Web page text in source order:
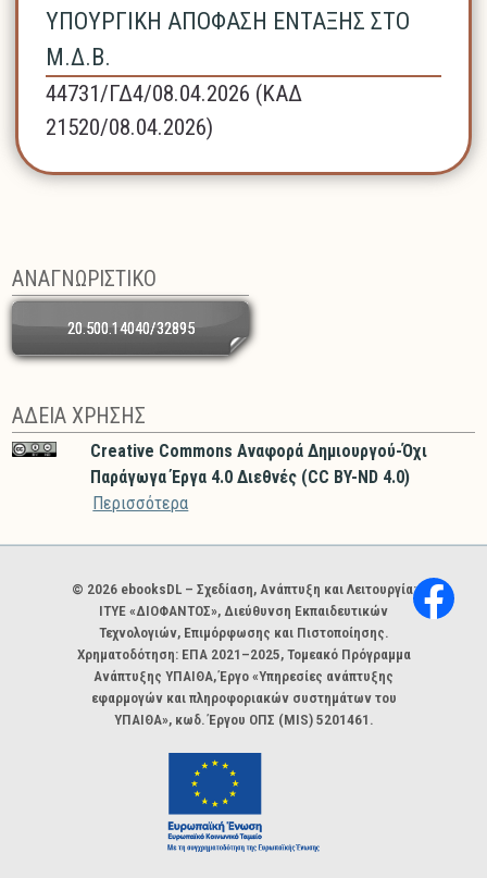
ΥΠΟΥΡΓΙΚΗ ΑΠΟΦΑΣΗ ΕΝΤΑΞΗΣ ΣΤΟ
Μ.Δ.Β.
44731/ΓΔ4/08.04.2026 (ΚΑΔ
21520/08.04.2026)
ΑΝΑΓΝΩΡΙΣΤΙΚΟ
20.500.14040/32895
ΑΔΕΙΑ ΧΡΗΣΗΣ
Creative Commons Αναφορά Δημιουργού-Όχι
Παράγωγα Έργα 4.0 Διεθνές (CC BY-ND 4.0)
Περισσότερα
Χορηγοί και φορείς
© 2026 ebooksDL – Σχεδίαση, Ανάπτυξη και Λειτουργία:
ΙΤΥΕ «ΔΙΟΦΑΝΤΟΣ», Διεύθυνση Εκπαιδευτικών
Τεχνολογιών, Επιμόρφωσης και Πιστοποίησης.
Χρηματοδότηση: ΕΠΑ 2021–2025, Τομεακό Πρόγραμμα
Ανάπτυξης ΥΠΑΙΘΑ, Έργο «Υπηρεσίες ανάπτυξης
εφαρμογών και πληροφοριακών συστημάτων του
ΥΠΑΙΘΑ», κωδ. Έργου ΟΠΣ (MIS) 5201461.